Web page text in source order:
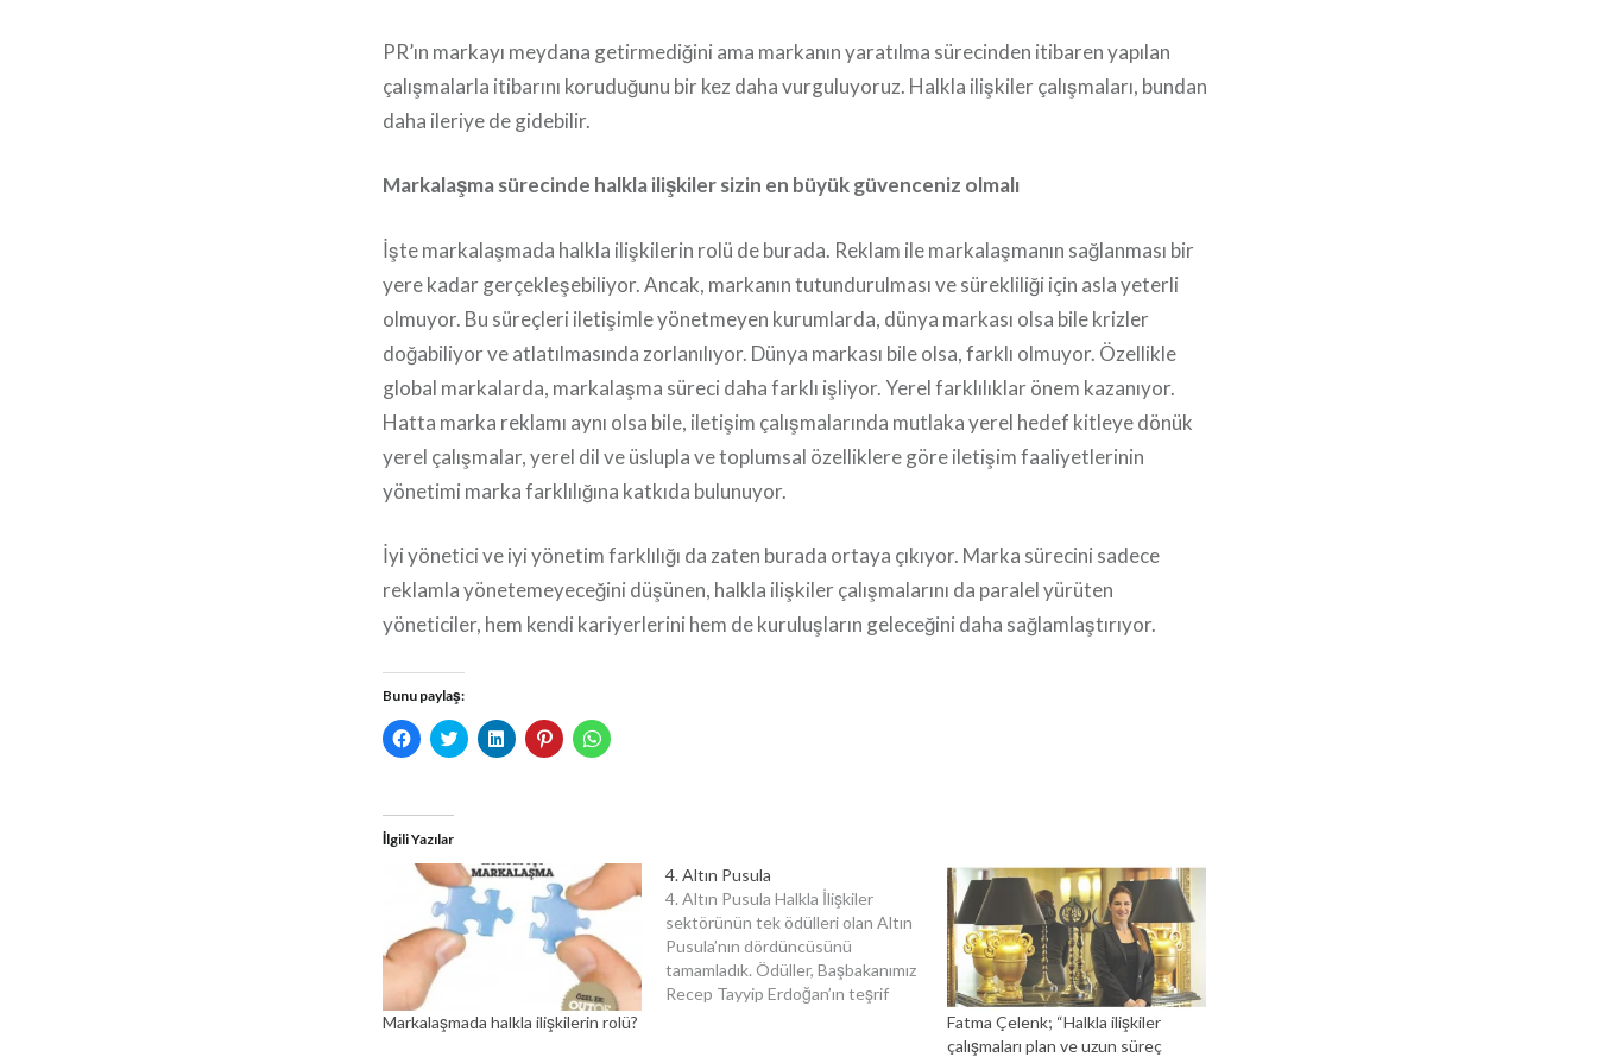
PR’ın markayı meydana getirmediğini ama markanın yaratılma sürecinden itibaren yapılan
çalışmalarla itibarını koruduğunu bir kez daha vurguluyoruz. Halkla ilişkiler çalışmaları, bundan
daha ileriye de gidebilir.
Markalaşma sürecinde halkla ilişkiler sizin en büyük güvenceniz olmalı
İşte markalaşmada halkla ilişkilerin rolü de burada. Reklam ile markalaşmanın sağlanması bir
yere kadar gerçekleşebiliyor. Ancak, markanın tutundurulması ve sürekliliği için asla yeterli
olmuyor. Bu süreçleri iletişimle yönetmeyen kurumlarda, dünya markası olsa bile krizler
doğabiliyor ve atlatılmasında zorlanılıyor. Dünya markası bile olsa, farklı olmuyor. Özellikle
global markalarda, markalaşma süreci daha farklı işliyor. Yerel farklılıklar önem kazanıyor.
Hatta marka reklamı aynı olsa bile, iletişim çalışmalarında mutlaka yerel hedef kitleye dönük
yerel çalışmalar, yerel dil ve üslupla ve toplumsal özelliklere göre iletişim faaliyetlerinin
yönetimi marka farklılığına katkıda bulunuyor.
İyi yönetici ve iyi yönetim farklılığı da zaten burada ortaya çıkıyor. Marka sürecini sadece
reklamla yönetemeyeceğini düşünen, halkla ilişkiler çalışmalarını da paralel yürüten
yöneticiler, hem kendi kariyerlerini hem de kuruluşların geleceğini daha sağlamlaştırıyor.
Bunu paylaş:
Facebook'ta
paylaşmak
pencerede
Twitter
üzerinde
Linkedln
üzerinden
Pinterest'te
paylaşmak
WhatsApp'ta
paylaşmak
İlgili Yazılar
Markalaşmada halkla ilişkilerin rolü?
4. Altın Pusula
4. Altın Pusula Halkla İlişkiler
sektörünün tek ödülleri olan Altın
Pusula’nın dördüncüsünü
tamamladık. Ödüller, Başbakanımız
Recep Tayyip Erdoğan’ın teşrif
Fatma Çelenk; “Halkla ilişkiler
çalışmaları plan ve uzun süreç